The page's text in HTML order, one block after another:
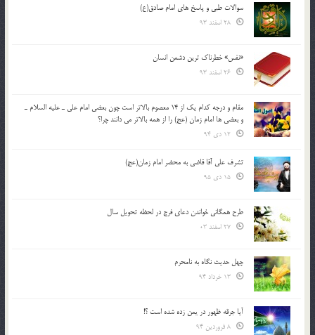
سوالات طبی و پاسخ های امام صادق(ع)
«نفس» خطرناک ترین دشمن انسان
مقام و درجه كدام يك از 14 معصوم بالاتر است چون بعضي امام علي ـ عليه السلام ـ
و بعضي ها امام زمان (عج) را از همه بالاتر مي دانند چرا؟
تشرف علي آقا قاضي به محضر امام زمان(عج)
طرح همگانی خواندن دعای فرج در لحظه تحویل سال
چهل حدیث نگاه به نامحرم
آیا جرقه ظهور در یمن زده شده است ؟!